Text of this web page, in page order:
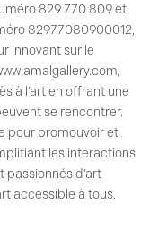
829 770 809 et
82977080900012,
innovant sur le
à l’art en offrant une
se rencontrer.
pour promouvoir et
les interactions
d’art
accessible à tous.